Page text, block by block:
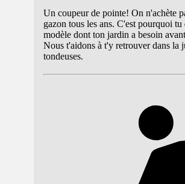
Un coupeur de pointe! On n'achète
gazon tous les ans. C'est pourquoi
modèle dont ton jardin a besoin
Nous t'aidons à t'y retrouver dans la
tondeuses.